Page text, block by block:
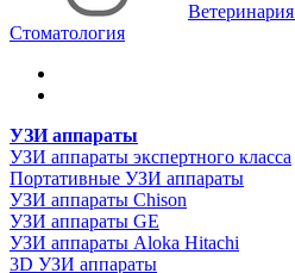
Ветеринария
Стоматология
УЗИ аппараты
УЗИ аппараты экспертного класса
Портативные УЗИ аппараты
УЗИ аппараты Chison
УЗИ аппараты GE
УЗИ аппараты Aloka Hitachi
3D УЗИ аппараты